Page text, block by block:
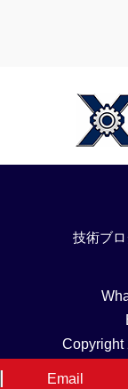
技術ブ
Copyright
Email